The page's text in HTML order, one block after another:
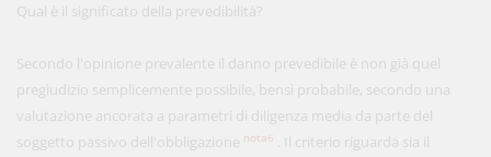
Qual è il significato della prevedibilità?
Secondo l'opinione prevalente il danno prevedibile è non già quel
pregiudizio semplicemente possibile, bensì probabile, secondo una
valutazione ancorata a parametri di diligenza media da parte del
soggetto passivo dell'obbligazione nota6
. Il criterio riguarda sia il